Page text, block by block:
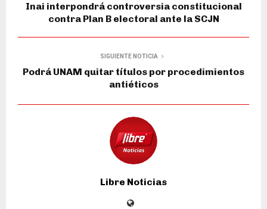
Inai interpondrá controversia constitucional
contra Plan B electoral ante la SCJN
SIGUIENTE NOTICIA
Podrá UNAM quitar títulos por procedimientos
antiéticos
Libre Noticias